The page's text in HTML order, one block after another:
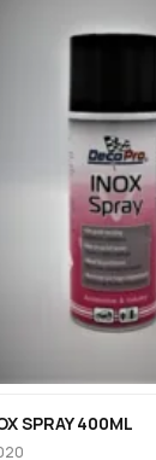
SPRAY 400ML